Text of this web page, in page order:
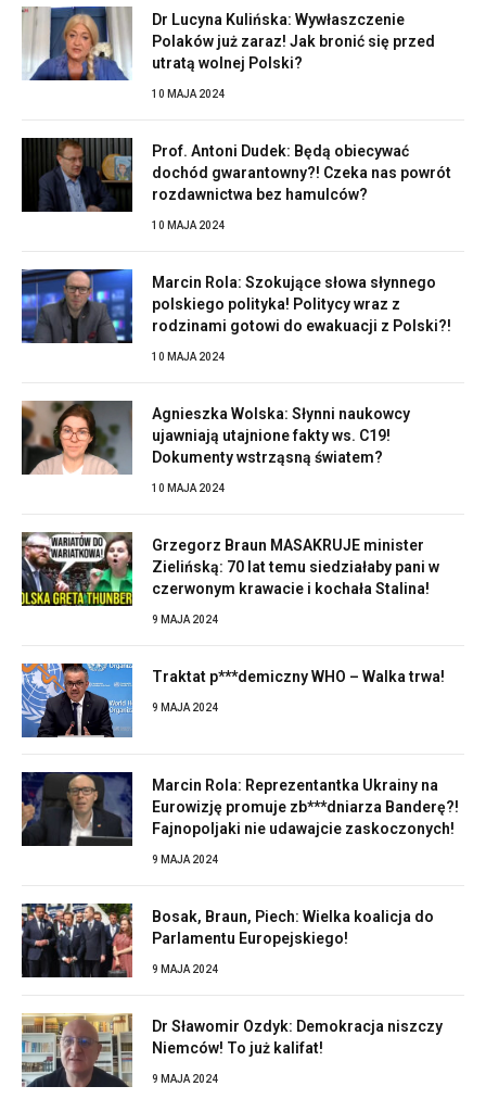
Dr Lucyna Kulińska: Wywłaszczenie
Polaków już zaraz! Jak bronić się przed
utratą wolnej Polski?
10 MAJA 2024
Prof. Antoni Dudek: Będą obiecywać
dochód gwarantowny?! Czeka nas powrót
rozdawnictwa bez hamulców?
10 MAJA 2024
Marcin Rola: Szokujące słowa słynnego
polskiego polityka! Politycy wraz z
rodzinami gotowi do ewakuacji z Polski?!
10 MAJA 2024
Agnieszka Wolska: Słynni naukowcy
ujawniają utajnione fakty ws. C19!
Dokumenty wstrząsną światem?
10 MAJA 2024
Grzegorz Braun MASAKRUJE minister
Zielińską: 70 lat temu siedziałaby pani w
czerwonym krawacie i kochała Stalina!
9 MAJA 2024
Traktat p***demiczny WHO – Walka trwa!
9 MAJA 2024
Marcin Rola: Reprezentantka Ukrainy na
Eurowizję promuje zb***dniarza Banderę?!
Fajnopoljaki nie udawajcie zaskoczonych!
9 MAJA 2024
Bosak, Braun, Piech: Wielka koalicja do
Parlamentu Europejskiego!
9 MAJA 2024
Dr Sławomir Ozdyk: Demokracja niszczy
Niemców! To już kalifat!
9 MAJA 2024